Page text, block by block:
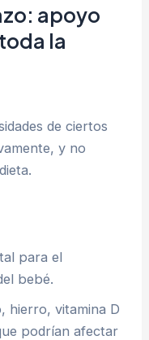
apoyo
la
de ciertos
y no
para el
bebé.
hierro, vitamina D
podrían afectar